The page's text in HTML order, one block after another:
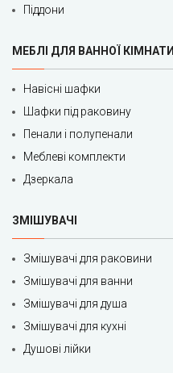
Піддони
МЕБЛІ ДЛЯ ВАННОЇ КІМНАТИ
Навісні шафки
Шафки під раковину
Пенали і полупенали
Меблеві комплекти
Дзеркала
ЗМІШУВАЧІ
Змішувачі для раковини
Змішувачі для ванни
Змішувачі для душа
Змішувачі для кухні
Душові лійки